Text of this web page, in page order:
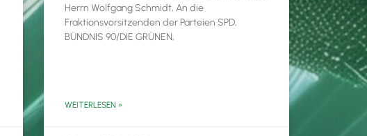
Herrn Wolfgang Schmidt, An die
Fraktionsvorsitzenden der Parteien SPD,
BÜNDNIS 90/DIE GRÜNEN,
WEITERLESEN »